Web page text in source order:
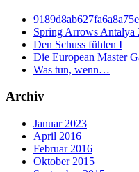
Spring Arrows Antalya
Den Schuss fühlen I
Die European Master
Was tun, wenn…
Archiv
Januar 2023
April 2016
Februar 2016
Oktober 2015